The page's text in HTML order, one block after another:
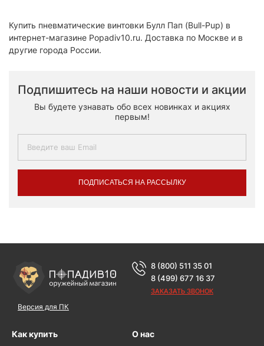
Купить пневматические винтовки Булл Пап (Bull-Pup) в
интернет-магазине Popadiv10.ru. Доставка по Москве и в
другие города России.
Подпишитесь на наши новости и акции
Вы будете узнавать обо всех новинках и акциях
первым!
ПОДПИСАТЬСЯ НА РАССЫЛКУ
Версия для ПК
8 (800) 511 35 01
8 (499) 677 16 37
ЗАКАЗАТЬ ЗВОНОК
Как купить О нас